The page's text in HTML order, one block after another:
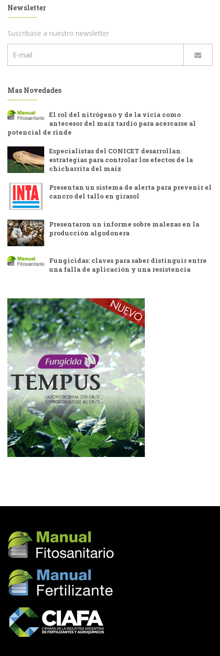
Newsletter
Suscribase a nuestro newsletter
Mas Novedades
El rol del nitrógeno y de la vicia como
antecesor del maíz tardío para acercarse al
potencial de rinde
Especialistas del CONICET desarrollan
estrategias para controlar los efectos de la
chicharrita del maíz
Presentan un sistema de alerta para prevenir el
cancro del tallo en girasol
Presentaron un informe sobre malezas en la
producción algodonera
Fungicidas: claves para saber distinguir entre
una falla de aplicación y una resistencia